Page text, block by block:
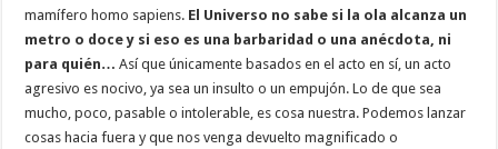
mamífero homo sapiens. El Universo no sabe si la ola alcanza un
metro o doce y si eso es una barbaridad o una anécdota, ni
para quién… Así que únicamente basados en el acto en sí, un acto
agresivo es nocivo, ya sea un insulto o un empujón. Lo de que sea
mucho, poco, pasable o intolerable, es cosa nuestra. Podemos lanzar
cosas hacia fuera y que nos venga devuelto magnificado o